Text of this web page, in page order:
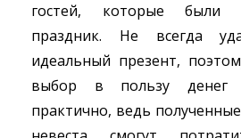
гостей, которые были
праздник. Не всегда
идеальный презент,
выбор в пользу
практично, ведь